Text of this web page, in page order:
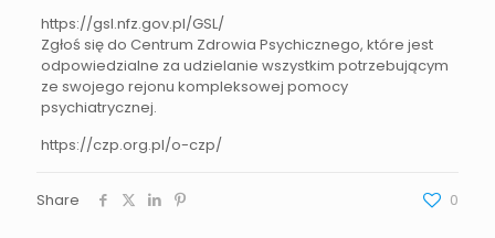
https://gsl.nfz.gov.pl/GSL/
Zgłoś się do Centrum Zdrowia Psychicznego, które jest
odpowiedzialne za udzielanie wszystkim potrzebującym
ze swojego rejonu kompleksowej pomocy
psychiatrycznej.
https://czp.org.pl/o-czp/
Share 0